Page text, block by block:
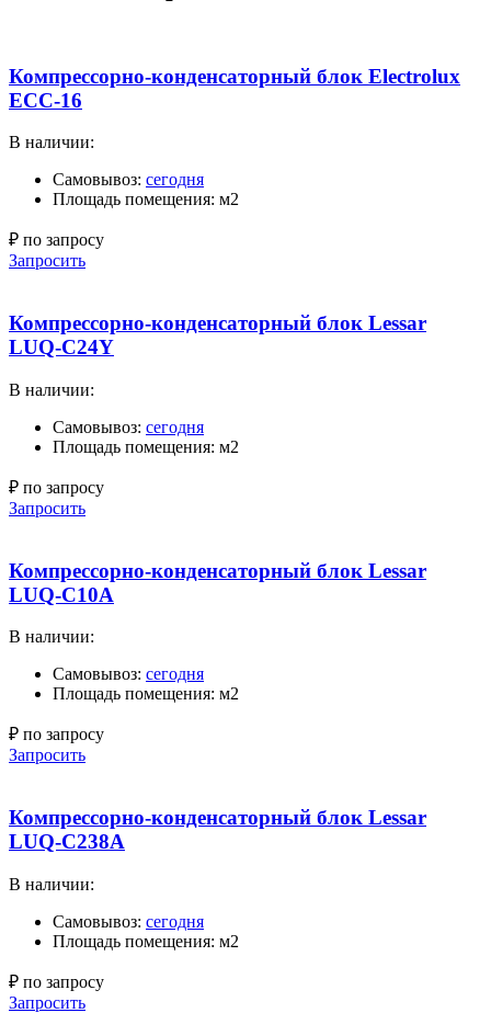
Компрессорно-конденсаторный блок Electrolux
ECC-16
В наличии:
Самовывоз: сегодня
Площадь помещения: м2
₽ по запросу
Запросить
Компрессорно-конденсаторный блок Lessar
LUQ-C24Y
В наличии:
Самовывоз: сегодня
Площадь помещения: м2
₽ по запросу
Запросить
Компрессорно-конденсаторный блок Lessar
LUQ-C10A
В наличии:
Самовывоз: сегодня
Площадь помещения: м2
₽ по запросу
Запросить
Компрессорно-конденсаторный блок Lessar
LUQ-C238A
В наличии:
Самовывоз: сегодня
Площадь помещения: м2
₽ по запросу
Запросить